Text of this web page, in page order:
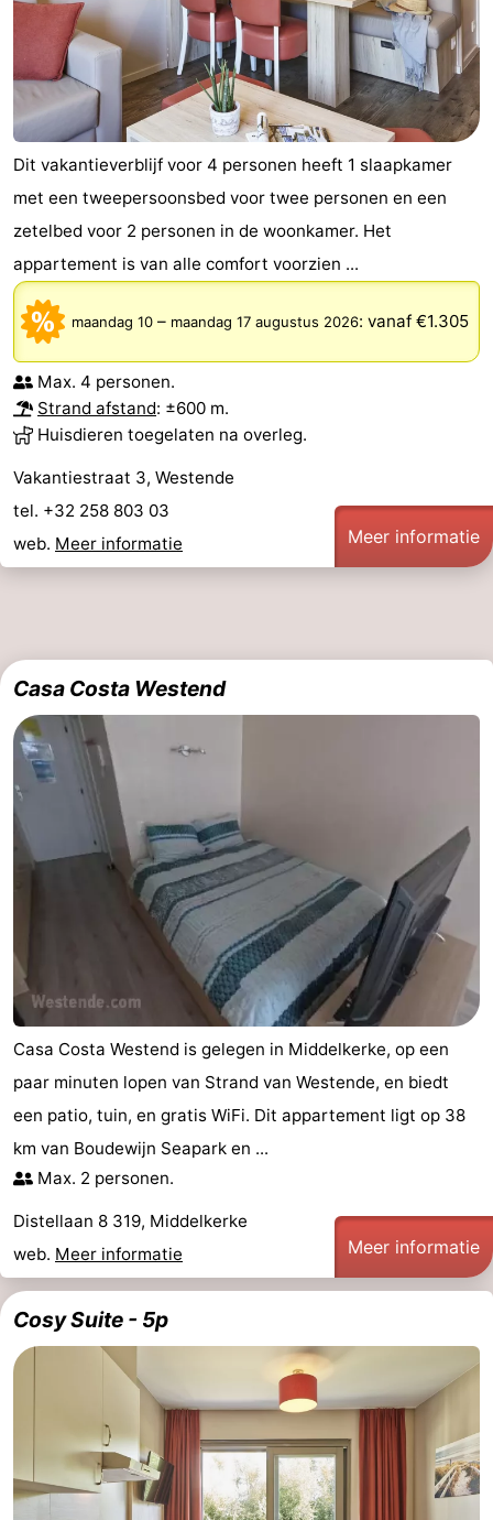
Dit vakantieverblijf voor 4 personen heeft 1 slaapkamer
met een tweepersoonsbed voor twee personen en een
zetelbed voor 2 personen in de woonkamer. Het
appartement is van alle comfort voorzien ...
maandag 10 – maandag 17 augustus 2026: vanaf €1.305
Max. 4 personen.
Strand afstand: ±600 m.
Huisdieren toegelaten na overleg.
Vakantiestraat 3, Westende
tel. +32 258 803 03
web. Meer informatie Meer informatie
Casa Costa Westend
Casa Costa Westend is gelegen in Middelkerke, op een
paar minuten lopen van Strand van Westende, en biedt
een patio, tuin, en gratis WiFi. Dit appartement ligt op 38
km van Boudewijn Seapark en ...
Max. 2 personen.
Distellaan 8 319, Middelkerke
web. Meer informatie Meer informatie
Cosy Suite - 5p